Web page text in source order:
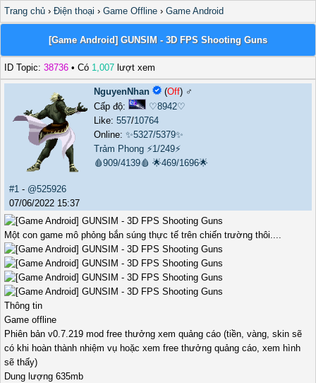
Trang chủ › Điện thoại › Game Offline › Game Android
[Game Android] GUNSIM - 3D FPS Shooting Guns
ID Topic: 38736 • Có 1,007 lượt xem
NguyenNhan (Off) ♂️
Cấp độ:
♡8942♡
Like:557/10764
Online:✨5327/5379✨
Trảm Phong ⚡1/249⚡
🩸909/4139🩸 🌟469/1696🌟
#1 - @525926
07/06/2022 15:37
Một con game mô phỏng bắn súng thực tế trên chiến trường thôi....
Thông tin
Game offline
Phiên bản v0.7.219 mod free thưởng xem quảng cáo (tiền, vàng, skin sẽ
có khi hoàn thành nhiệm vụ hoặc xem free thưởng quảng cáo, xem hình
sẽ thấy)
Dung lượng 635mb